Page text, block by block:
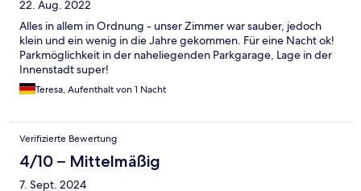
22. Aug. 2022
Alles in allem in Ordnung - unser Zimmer war sauber, jedoch
klein und ein wenig in die Jahre gekommen. Für eine Nacht ok!
Parkmöglichkeit in der naheliegenden Parkgarage, Lage in der
Innenstadt super!
Teresa, Aufenthalt von 1 Nacht
Verifizierte Bewertung
4/10 – Mittelmäßig
7. Sept. 2024